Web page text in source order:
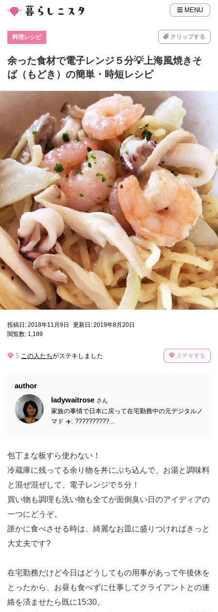
MENU
料理レシピ クリップする
余った食材で電子レンジ５分💡上海風焼きそ
ば（もどき）の簡単・時短レシピ
投稿日: 2018年11月9日
更新日: 2019年8月20日
閲覧数: 1,189
5 この人たちがステキしました ステキする
author
ladywaitrose さん
家族の事情で日本に戻って在宅勤務中の元デジタルノ
マド ✈️: ??????????...
包丁まな板すら使わない！
冷蔵庫に残ってる余り物を丼にぶち込んで、お湯と調味料
と混ぜ混ぜして、電子レンジで５分！
買い物も調理も洗い物も全てが面倒臭い日のアイディアの
一つにどうぞ。
誰かに食べさせる時は、綺麗なお皿に盛りつければきっと
大丈夫です?
在宅勤務だけど今日はどうしてもの用事があって午後休を
とったから、お昼も食べずに仕事してクライアントとの連
絡を済ませたら既に15:30。